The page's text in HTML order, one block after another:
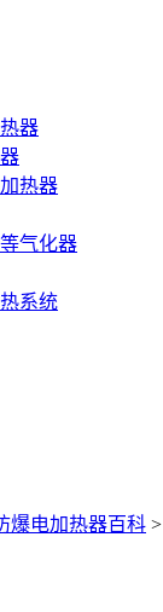
器
热器
气化器
系统
爆电加热器百科 >